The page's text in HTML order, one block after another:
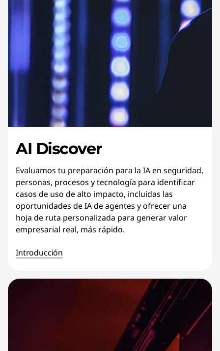
AI Discover
Evaluamos tu preparación para la IA en seguridad,
personas, procesos y tecnología para identificar
casos de uso de alto impacto, incluidas las
oportunidades de IA de agentes y ofrecer una
hoja de ruta personalizada para generar valor
empresarial real, más rápido.
Introducción